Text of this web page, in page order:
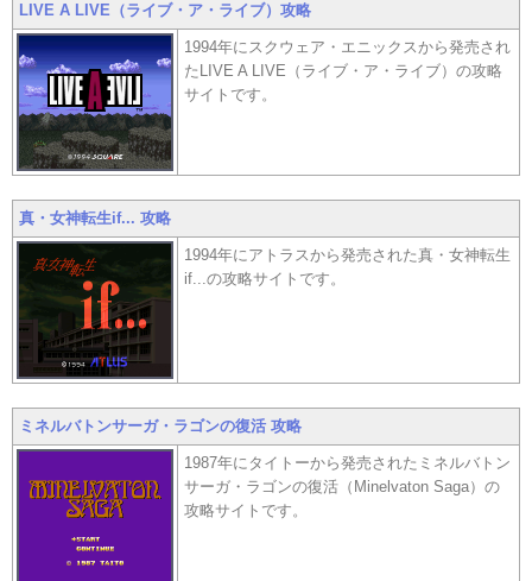
LIVE A LIVE（ライブ・ア・ライブ）攻略
1994年にスクウェア・エニックスから発売され
たLIVE A LIVE（ライブ・ア・ライブ）の攻略
サイトです。
真・女神転生if... 攻略
1994年にアトラスから発売された真・女神転生
if...の攻略サイトです。
ミネルバトンサーガ・ラゴンの復活 攻略
1987年にタイトーから発売されたミネルバトン
サーガ・ラゴンの復活（Minelvaton Saga）の
攻略サイトです。